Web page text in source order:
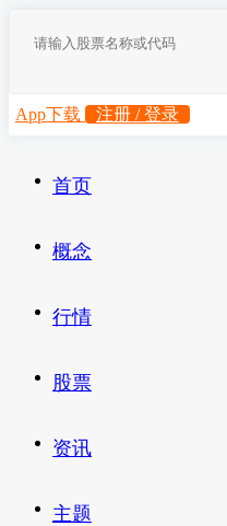
App下载 注册 / 登录
首页
概念
行情
股票
资讯
主题